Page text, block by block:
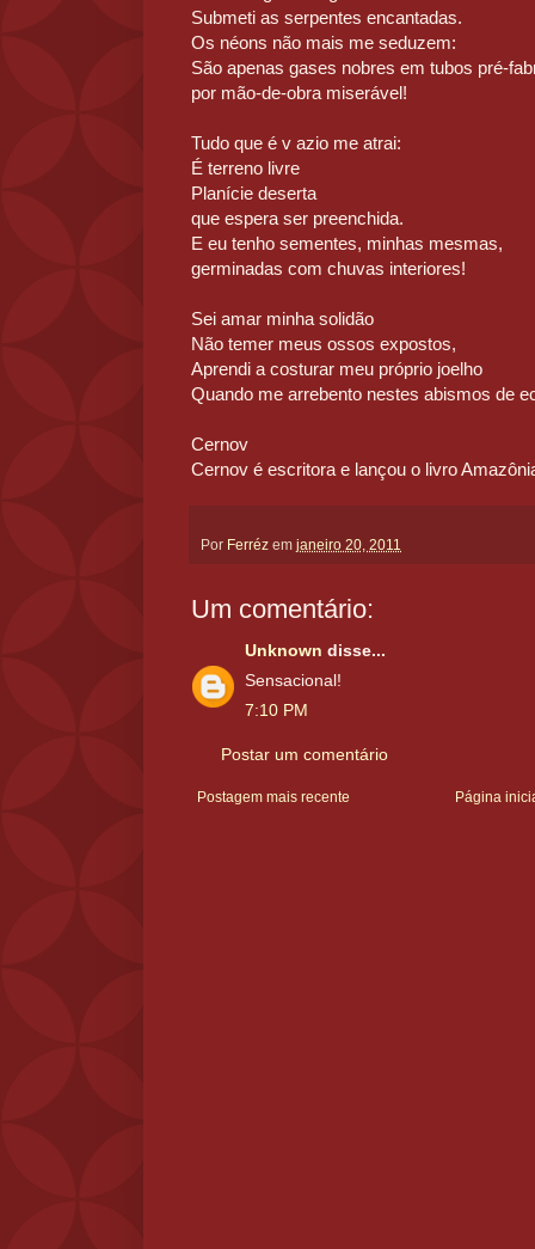
Submeti as serpentes encantadas.
Os néons não mais me seduzem:
São apenas gases nobres em tubos pré-
por mão-de-obra miserável!
Tudo que é v azio me atrai:
É terreno livre
Planície deserta
que espera ser preenchida.
E eu tenho sementes, minhas mesmas,
germinadas com chuvas interiores!
Sei amar minha solidão
Não temer meus ossos expostos,
Aprendi a costurar meu próprio joelho
Quando me arrebento nestes abismos de
Cernov
Cernov é escritora e lançou o livro
Por Ferréz em janeiro 20, 2011
Um comentário:
Unknown disse...
Sensacional!
7:10 PM
Postar um comentário
Postagem mais recente Página